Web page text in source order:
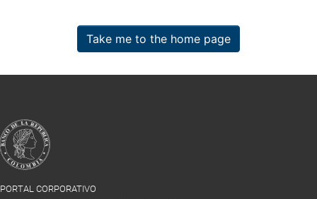
Take me to the home page
PORTAL CORPORATIVO